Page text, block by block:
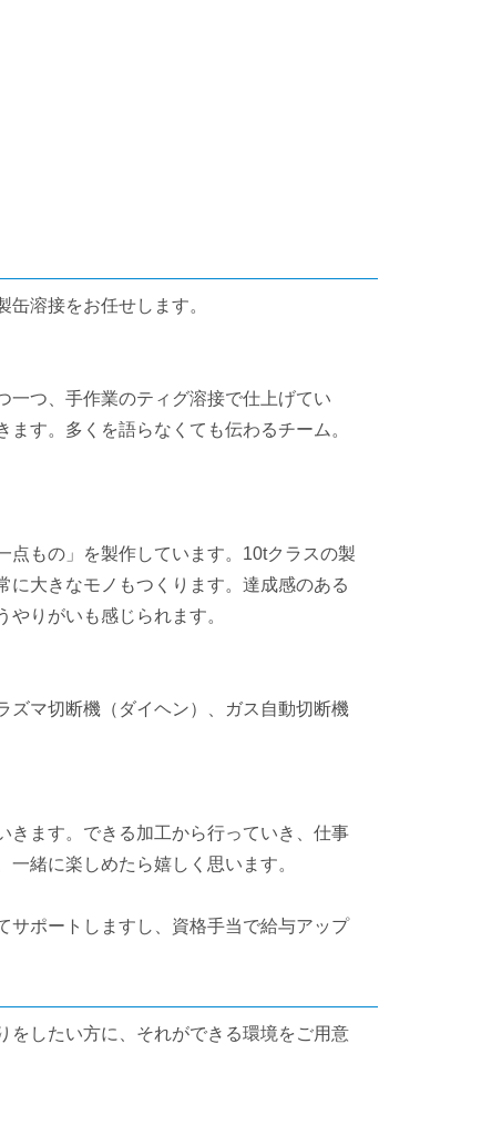
溶接をお任せします。
一つ、手作業のティグ溶接で仕上げてい
す。多くを語らなくても伝わるチーム。
点もの」を製作しています。10tクラスの製
大きなモノもつくります。達成感のある
りがいも感じられます。
ズマ切断機（ダイヘン）、ガス自動切断機
きます。できる加工から行っていき、仕事
緒に楽しめたら嬉しく思います。
ポートしますし、資格手当で給与アップ
をしたい方に、それができる環境をご用意